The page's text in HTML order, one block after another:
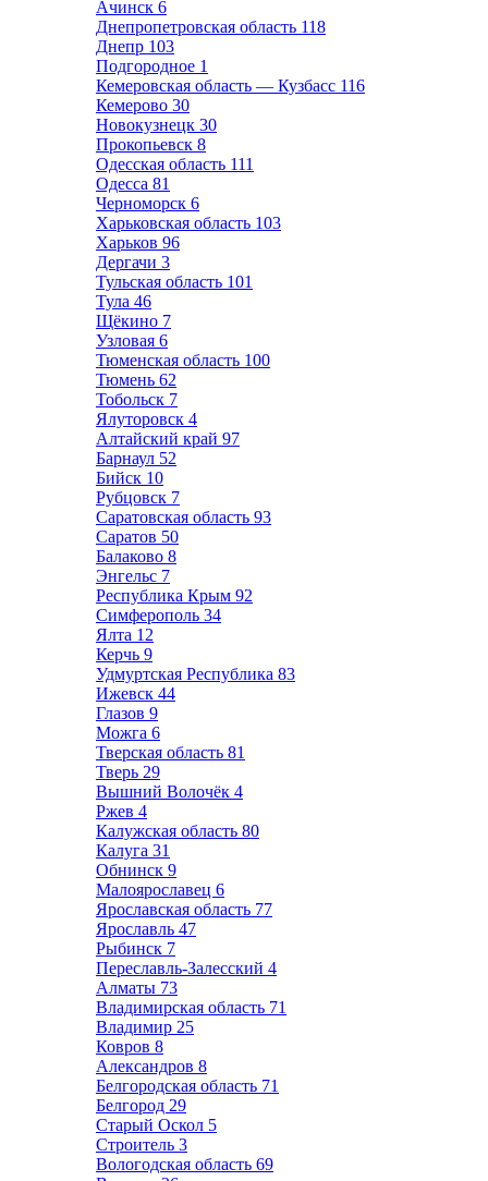
Ачинск 6
Днепропетровская область 118
Днепр 103
Подгородное 1
Кемеровская область — Кузбасс 116
Кемерово 30
Новокузнецк 30
Прокопьевск 8
Одесская область 111
Одесса 81
Черноморск 6
Харьковская область 103
Харьков 96
Дергачи 3
Тульская область 101
Тула 46
Щёкино 7
Узловая 6
Тюменская область 100
Тюмень 62
Тобольск 7
Ялуторовск 4
Алтайский край 97
Барнаул 52
Бийск 10
Рубцовск 7
Саратовская область 93
Саратов 50
Балаково 8
Энгельс 7
Республика Крым 92
Симферополь 34
Ялта 12
Керчь 9
Удмуртская Республика 83
Ижевск 44
Глазов 9
Можга 6
Тверская область 81
Тверь 29
Вышний Волочёк 4
Ржев 4
Калужская область 80
Калуга 31
Обнинск 9
Малоярославец 6
Ярославская область 77
Ярославль 47
Рыбинск 7
Переславль-Залесский 4
Алматы 73
Владимирская область 71
Владимир 25
Ковров 8
Александров 8
Белгородская область 71
Белгород 29
Старый Оскол 5
Строитель 3
Вологодская область 69